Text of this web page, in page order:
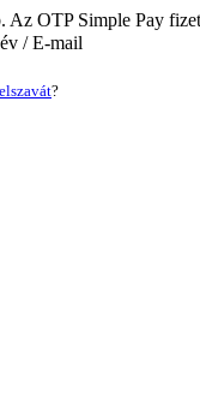
OTP Simple Pay
/ E-mail
?